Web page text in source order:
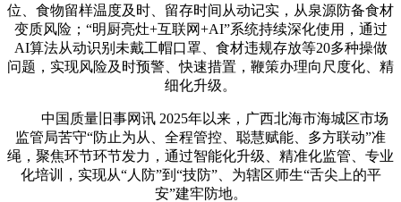
位、食物留样温度及时、留存时间从动记实，从泉源防备食材
变质风险；“明厨亮灶+互联网+AI”系统持续深化使用，通过
AI算法从动识别未戴工帽口罩、食材违规存放等20多种操做
问题，实现风险及时预警、快速措置，鞭策办理向尺度化、精
细化升级。
中国质量旧事网讯 2025年以来，广西北海市海城区市场
监管局苦守“防止为从、全程管控、聪慧赋能、多方联动”准
绳，聚焦环节环节发力，通过智能化升级、精准化监管、专业
化培训，实现从“人防”到“技防”、为辖区师生“舌尖上的平
安”建牢防地。